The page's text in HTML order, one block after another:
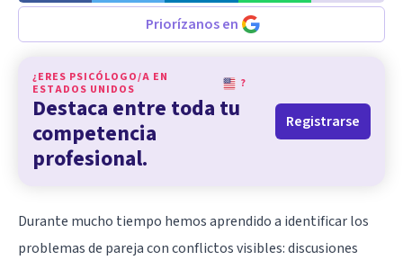
Priorízanos en
¿ERES PSICÓLOGO/A EN
ESTADOS UNIDOS
?
Destaca entre toda tu
competencia
profesional.
Registrarse
Durante mucho tiempo hemos aprendido a identificar los
problemas de pareja con conflictos visibles: discusiones